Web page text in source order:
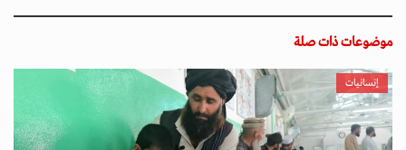
موضوعات ذات صلة
إنسانيات